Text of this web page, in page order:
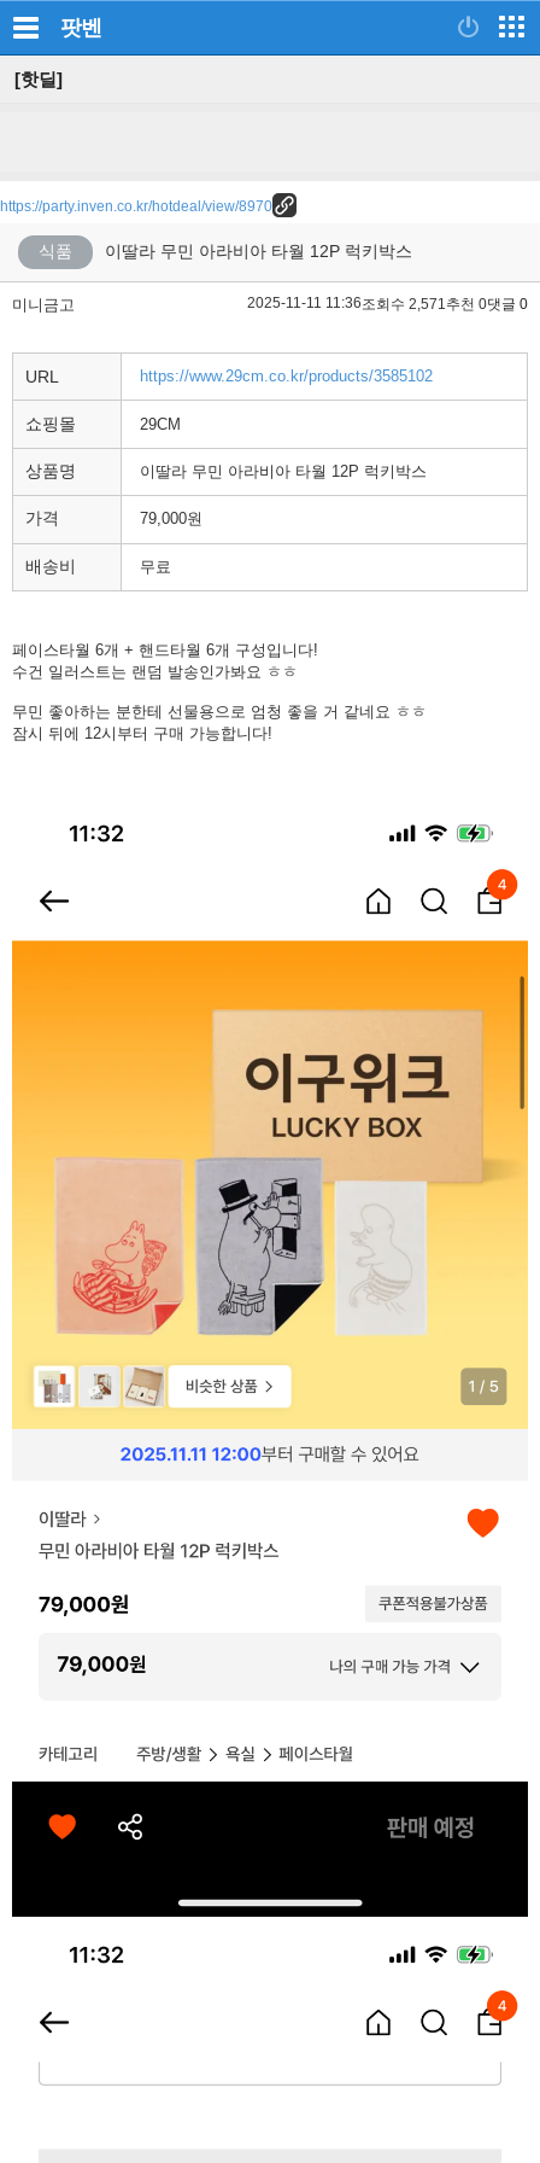
팟벤
[핫딜]
https://party.inven.co.kr/hotdeal/view/8970
식품 이딸라 무민 아라비아 타월 12P 럭키박스
미니금고 2025-11-11 11:36조회수 2,571추천 0댓글 0
URL https://www.29cm.co.kr/products/3585102
쇼핑몰 29CM
상품명 이딸라 무민 아라비아 타월 12P 럭키박스
가격 79,000원
배송비 무료
페이스타월 6개 + 핸드타월 6개 구성입니다!
수건 일러스트는 랜덤 발송인가봐요 ㅎㅎ
무민 좋아하는 분한테 선물용으로 엄청 좋을 거 같네요 ㅎㅎ
잠시 뒤에 12시부터 구매 가능합니다!